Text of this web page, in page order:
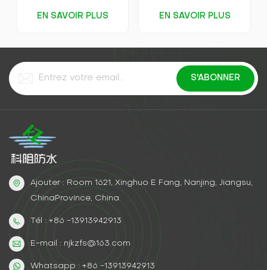
EN SAVOIR PLUS EN SAVOIR PLUS
Ajouter : Room 1621, Xinghuo E Fang, Nanjing, Jiangsu,
ChinaProvince, China
Tél : +86 -13913942913
E-mail : njkzfs@163.com
Whatsapp : +86 -13913942913